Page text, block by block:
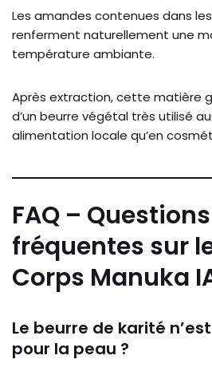
Les amandes contenues dans
renferment naturellement une
température ambiante.
Après extraction, cette matière
d’un beurre végétal très utilisé
alimentation locale qu’en
FAQ – Questions
fréquentes sur
Corps Manuka
Le beurre de karité
pour la peau ?